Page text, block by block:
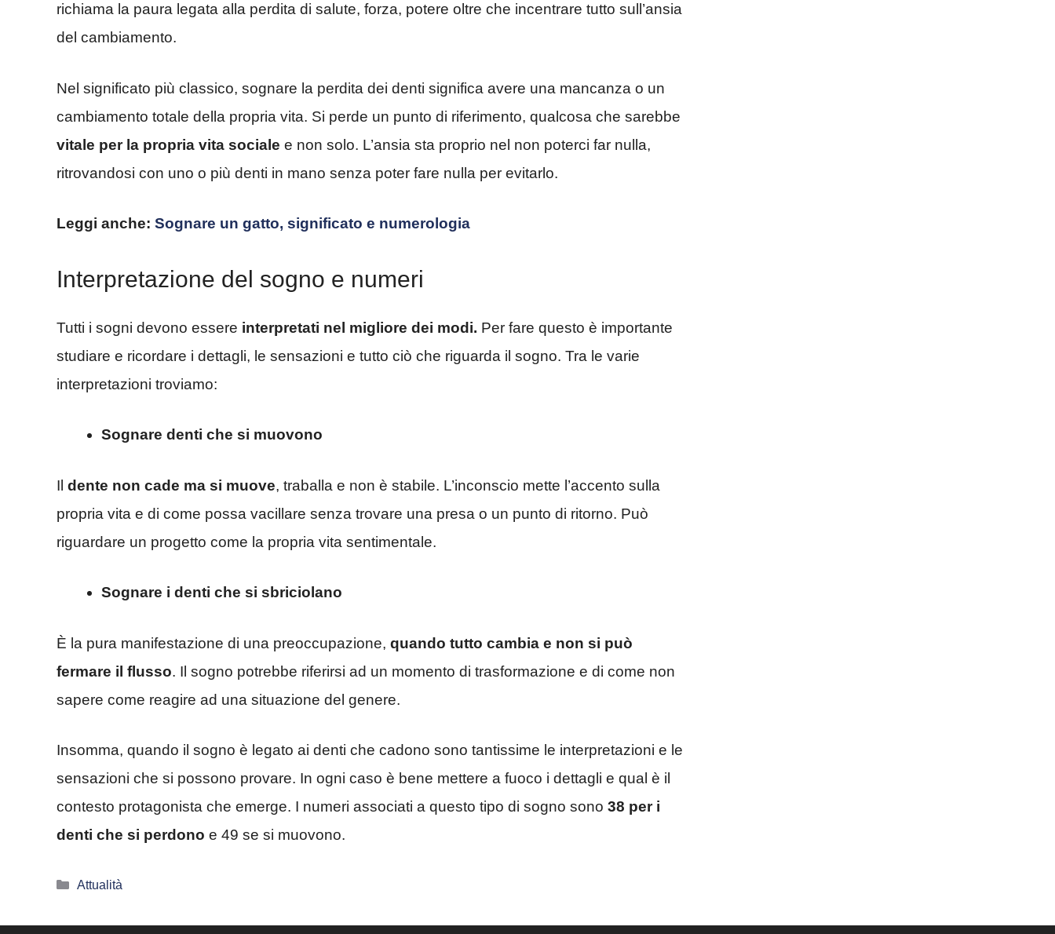
richiama la paura legata alla perdita di salute, forza, potere oltre che incentrare tutto sull’ansia
del cambiamento.
Nel significato più classico, sognare la perdita dei denti significa avere una mancanza o un
cambiamento totale della propria vita. Si perde un punto di riferimento, qualcosa che sarebbe
vitale per la propria vita sociale e non solo. L’ansia sta proprio nel non poterci far nulla,
ritrovandosi con uno o più denti in mano senza poter fare nulla per evitarlo.
Leggi anche: Sognare un gatto, significato e numerologia
Interpretazione del sogno e numeri
Tutti i sogni devono essere interpretati nel migliore dei modi. Per fare questo è importante
studiare e ricordare i dettagli, le sensazioni e tutto ciò che riguarda il sogno. Tra le varie
interpretazioni troviamo:
Sognare denti che si muovono
Il dente non cade ma si muove, traballa e non è stabile. L’inconscio mette l’accento sulla
propria vita e di come possa vacillare senza trovare una presa o un punto di ritorno. Può
riguardare un progetto come la propria vita sentimentale.
Sognare i denti che si sbriciolano
È la pura manifestazione di una preoccupazione, quando tutto cambia e non si può
fermare il flusso. Il sogno potrebbe riferirsi ad un momento di trasformazione e di come non
sapere come reagire ad una situazione del genere.
Insomma, quando il sogno è legato ai denti che cadono sono tantissime le interpretazioni e le
sensazioni che si possono provare. In ogni caso è bene mettere a fuoco i dettagli e qual è il
contesto protagonista che emerge. I numeri associati a questo tipo di sogno sono 38 per i
denti che si perdono e 49 se si muovono.
Categorie
Attualità